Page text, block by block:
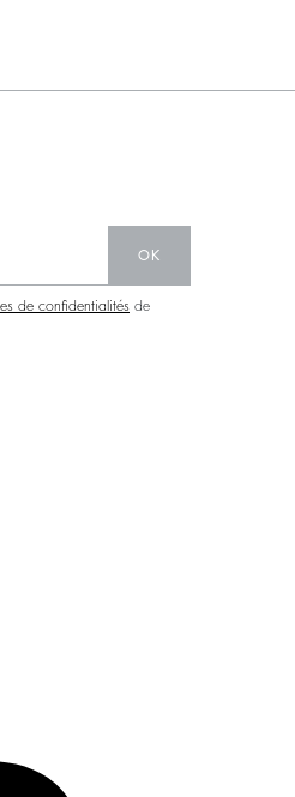
OK
de confidentialités de